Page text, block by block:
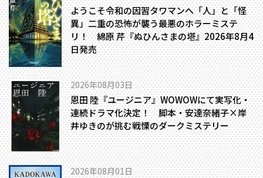
ようこそ令和の因習タワマンへ――「人」と「怪
異」二重の恐怖が襲う最悪のホラーミステ
リ！ 綿原 芹『ぬひんさまの塔』2026年8月4
日発売
2026年08月03日
恩田 陸『ユージニア』WOWOWにて実写化・
連続ドラマ化決定！ 脚本・安達奈緒子×岸
井ゆきのが挑む戦慄のダークミステリー
2026年08月01日